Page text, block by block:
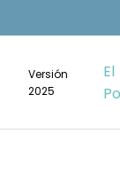
Versión
2025
El